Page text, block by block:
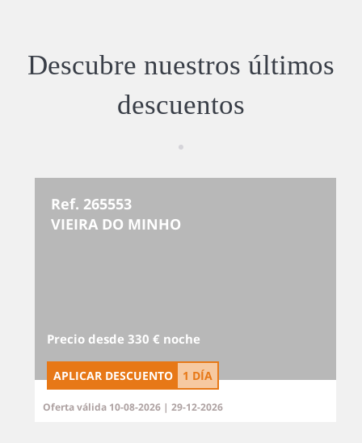
Descubre nuestros últimos
descuentos
Ref. 265553
VIEIRA DO MINHO
Precio desde 330 € noche
Oferta válida 10-08-2026 | 29-12-2026
APLICAR DESCUENTO 1 DÍA